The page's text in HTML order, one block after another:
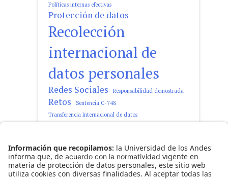
Políticas internas efectivas
Protección de datos
Recolección
internacional de
datos personales
Redes Sociales Responsabilidad demostrada
Retos
Sentencia C-748
Transferencia Internacional de datos